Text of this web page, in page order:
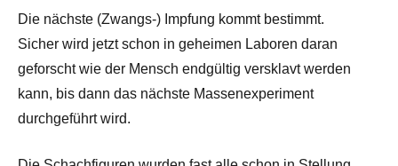
Die nächste (Zwangs-) Impfung kommt bestimmt.
Sicher wird jetzt schon in geheimen Laboren daran
geforscht wie der Mensch endgültig versklavt werden
kann, bis dann das nächste Massenexperiment
durchgeführt wird.